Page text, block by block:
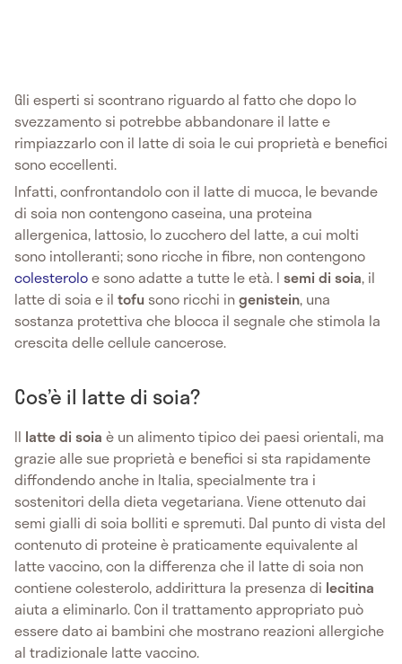
Gli esperti si scontrano riguardo al fatto che dopo lo
svezzamento si potrebbe abbandonare il latte e
rimpiazzarlo con il latte di soia le cui proprietà e benefici
sono eccellenti.
Infatti, confrontandolo con il latte di mucca, le bevande
di soia non contengono caseina, una proteina
allergenica, lattosio, lo zucchero del latte, a cui molti
sono intolleranti; sono ricche in fibre, non contengono
colesteroloe sono adatte a tutte le età. I semi di soia, il
latte di soia e il tofu sono ricchi ingenistein, una
sostanza protettiva che blocca il segnale che stimola la
crescita delle cellule cancerose.
Cos’è il latte di soia?
Il latte di soia è un alimento tipico dei paesi orientali, ma
grazie alle sue proprietà e benefici si sta rapidamente
diffondendo anche in Italia, specialmente tra i
sostenitori della dieta vegetariana. Viene ottenuto dai
semi gialli di soia bolliti e spremuti. Dal punto di vista del
contenuto di proteine è praticamente equivalente al
latte vaccino, con la differenza che il latte di soia non
contiene colesterolo, addirittura la presenza di lecitina
aiuta a eliminarlo. Con il trattamento appropriato può
essere dato ai bambini che mostrano reazioni allergiche
al tradizionale latte vaccino.